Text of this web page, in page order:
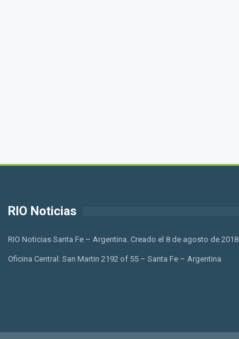
RIO Noticias
RIO Noticias Santa Fe – Argentina. Creado el 8 de agosto de 2018.
Oficina Central: San Martin 2192 of 55 – Santa Fe – Argentina